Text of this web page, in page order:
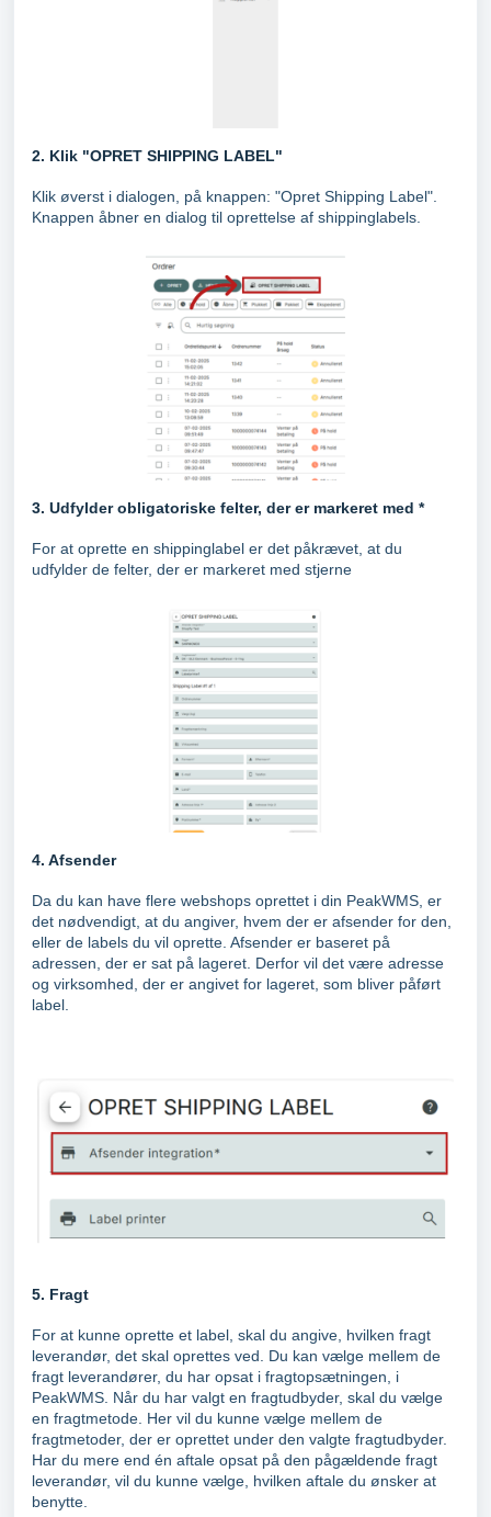
2. Klik "OPRET SHIPPING LABEL"
Klik øverst i dialogen, på knappen: "Opret Shipping Label".
Knappen åbner en dialog til oprettelse af shippinglabels.
3. Udfylder obligatoriske felter, der er markeret med *
For at oprette en shippinglabel er det påkrævet, at du
udfylder de felter, der er markeret med stjerne
4. Afsender
Da du kan have flere webshops oprettet i din PeakWMS, er
det nødvendigt, at du angiver, hvem der er afsender for den,
eller de labels du vil oprette. Afsender er baseret på
adressen, der er sat på lageret. Derfor vil det være adresse
og virksomhed, der er angivet for lageret, som bliver påført
label.
5. Fragt
For at kunne oprette et label, skal du angive, hvilken fragt
leverandør, det skal oprettes ved. Du kan vælge mellem de
fragt leverandører, du har opsat i fragtopsætningen, i
PeakWMS. Når du har valgt en fragtudbyder, skal du vælge
en fragtmetode. Her vil du kunne vælge mellem de
fragtmetoder, der er oprettet under den valgte fragtudbyder.
Har du mere end én aftale opsat på den pågældende fragt
leverandør, vil du kunne vælge, hvilken aftale du ønsker at
benytte.